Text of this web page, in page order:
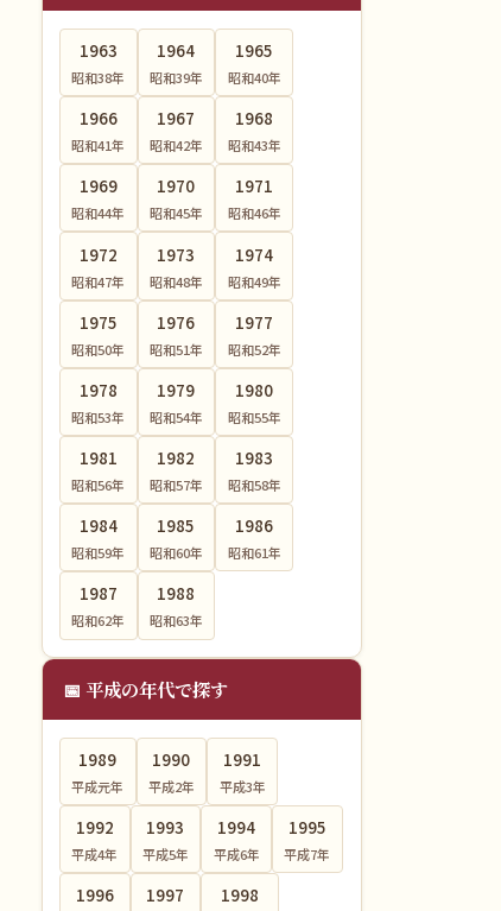
1963
昭和38年
1964
昭和39年
1965
昭和40年
1966
昭和41年
1967
昭和42年
1968
昭和43年
1969
昭和44年
1970
昭和45年
1971
昭和46年
1972
昭和47年
1973
昭和48年
1974
昭和49年
1975
昭和50年
1976
昭和51年
1977
昭和52年
1978
昭和53年
1979
昭和54年
1980
昭和55年
1981
昭和56年
1982
昭和57年
1983
昭和58年
1984
昭和59年
1985
昭和60年
1986
昭和61年
1987
昭和62年
1988
昭和63年
📅 平成の年代で探す
1989
平成元年
1990
平成2年
1991
平成3年
1992
平成4年
1993
平成5年
1994
平成6年
1995
平成7年
1996 1997 1998